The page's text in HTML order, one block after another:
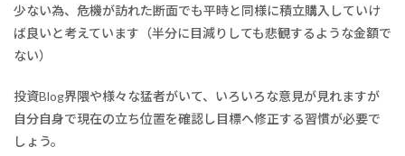
少ない為、危機が訪れた断面でも平時と同様に積立購入していけ
ば良いと考えています（半分に目減りしても悲観するような金額で
ない）
投資Blog界隈や様々な猛者がいて、いろいろな意見が見れますが
自分自身で現在の立ち位置を確認し目標へ修正する習慣が必要で
しょう。